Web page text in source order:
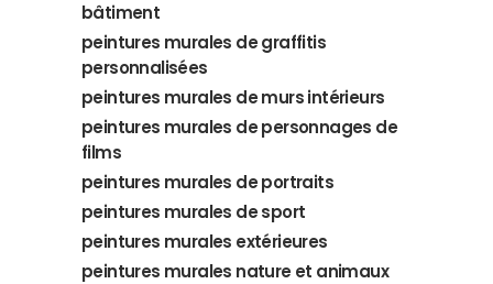
bâtiment
peintures murales de graffitis
personnalisées
peintures murales de murs intérieurs
peintures murales de personnages de
films
peintures murales de portraits
peintures murales de sport
peintures murales extérieures
peintures murales nature et animaux